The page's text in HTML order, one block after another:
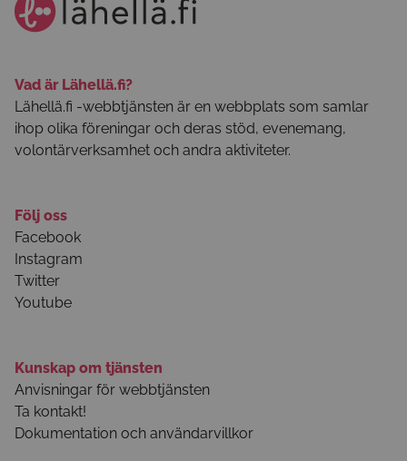
Vad är Lähellä.fi?
Lähellä.fi -webbtjänsten är en webbplats som samlar
ihop olika föreningar och deras stöd, evenemang,
volontärverksamhet och andra aktiviteter.
Följ oss
Facebook
Instagram
Twitter
Youtube
Kunskap om tjänsten
Anvisningar för webbtjänsten
Ta kontakt!
Dokumentation och användarvillkor